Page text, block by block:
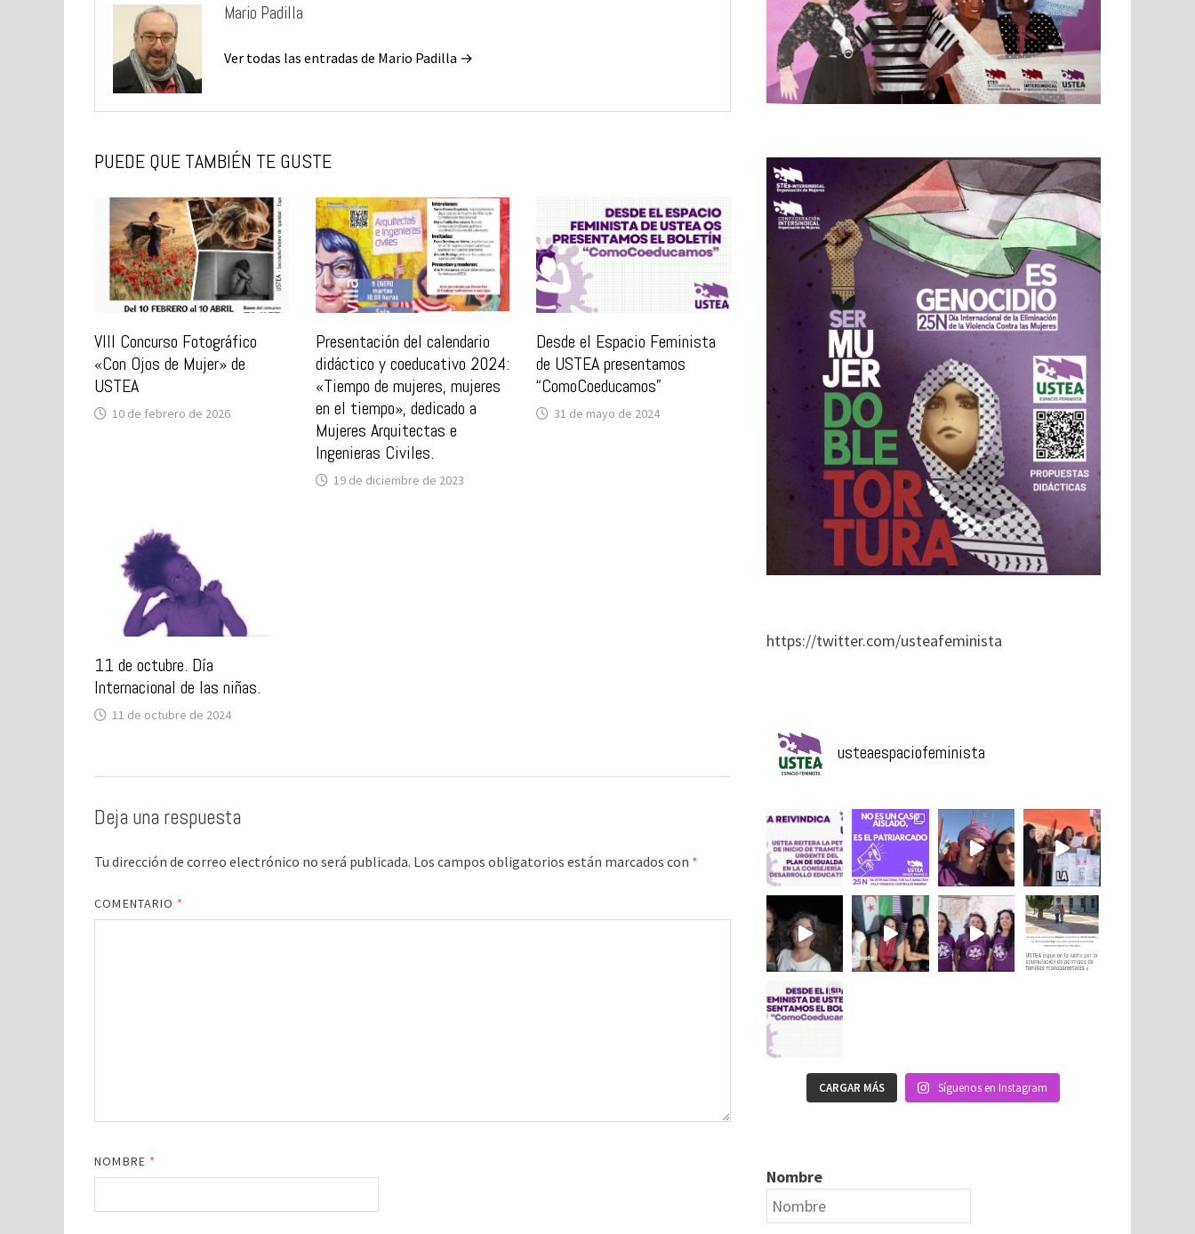
Mario Padilla
Ver todas las entradas de Mario Padilla →
PUEDE QUE TAMBIÉN TE GUSTE
VIII Concurso Fotográfico
«Con Ojos de Mujer» de
USTEA
10 de febrero de 2026
Presentación del calendario
didáctico y coeducativo 2024:
«Tiempo de mujeres, mujeres
en el tiempo», dedicado a
Mujeres Arquitectas e
Ingenieras Civiles.
19 de diciembre de 2023
Desde el Espacio Feminista
de USTEA presentamos
“ComoCoeducamos”
31 de mayo de 2024
11 de octubre. Día
Internacional de las niñas.
11 de octubre de 2024
Deja una respuesta
Tu dirección de correo electrónico no será publicada. Los campos obligatorios están marcados con *
COMENTARIO *
NOMBRE *
https://twitter.com/usteafeminista
usteaespaciofeminista
CARGAR MÁS Síguenos en Instagram
Nombre